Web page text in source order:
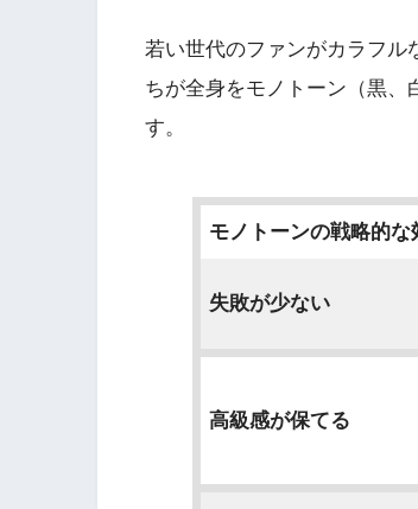
若い世代のファンがカラフル
ちが全身をモノトーン（黒、
す。
モノトーンの戦略的な
失敗が少ない
高級感が保てる